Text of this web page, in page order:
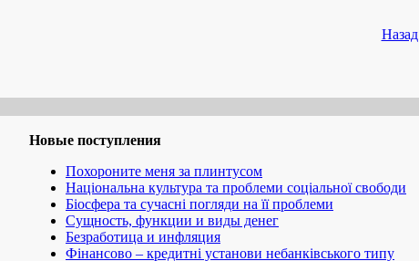
Назад
Новые поступления
Похороните меня за плинтусом
Національна культура та проблеми соціальної свободи
Біосфера та сучасні погляди на її проблеми
Сущность, функции и виды денег
Безработица и инфляция
Фінансово – кредитні установи небанківського типу